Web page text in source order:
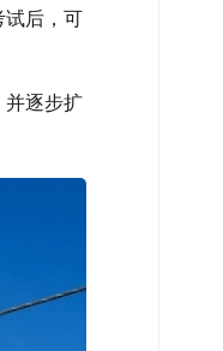
试后，可
并逐步扩